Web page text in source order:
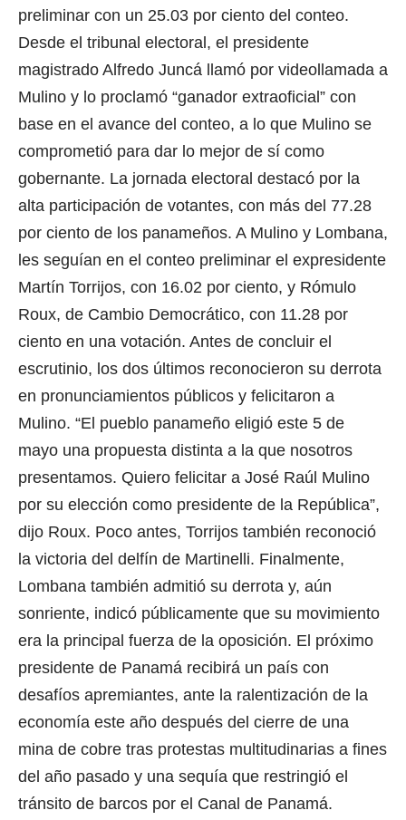
preliminar con un 25.03 por ciento del conteo.
Desde el tribunal electoral, el presidente
magistrado Alfredo Juncá llamó por videollamada a
Mulino y lo proclamó “ganador extraoficial” con
base en el avance del conteo, a lo que Mulino se
comprometió para dar lo mejor de sí como
gobernante. La jornada electoral destacó por la
alta participación de votantes, con más del 77.28
por ciento de los panameños. A Mulino y Lombana,
les seguían en el conteo preliminar el expresidente
Martín Torrijos, con 16.02 por ciento, y Rómulo
Roux, de Cambio Democrático, con 11.28 por
ciento en una votación. Antes de concluir el
escrutinio, los dos últimos reconocieron su derrota
en pronunciamientos públicos y felicitaron a
Mulino. “El pueblo panameño eligió este 5 de
mayo una propuesta distinta a la que nosotros
presentamos. Quiero felicitar a José Raúl Mulino
por su elección como presidente de la República”,
dijo Roux. Poco antes, Torrijos también reconoció
la victoria del delfín de Martinelli. Finalmente,
Lombana también admitió su derrota y, aún
sonriente, indicó públicamente que su movimiento
era la principal fuerza de la oposición. El próximo
presidente de Panamá recibirá un país con
desafíos apremiantes, ante la ralentización de la
economía este año después del cierre de una
mina de cobre tras protestas multitudinarias a fines
del año pasado y una sequía que restringió el
tránsito de barcos por el Canal de Panamá.